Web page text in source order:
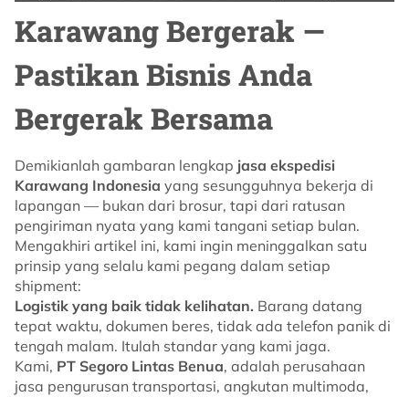
Karawang Bergerak —
Pastikan Bisnis Anda
Bergerak Bersama
Demikianlah gambaran lengkap jasa ekspedisi
Karawang Indonesia yang sesungguhnya bekerja di
lapangan — bukan dari brosur, tapi dari ratusan
pengiriman nyata yang kami tangani setiap bulan.
Mengakhiri artikel ini, kami ingin meninggalkan satu
prinsip yang selalu kami pegang dalam setiap
shipment:
Logistik yang baik tidak kelihatan. Barang datang
tepat waktu, dokumen beres, tidak ada telefon panik di
tengah malam. Itulah standar yang kami jaga.
Kami, PT Segoro Lintas Benua, adalah perusahaan
jasa pengurusan transportasi, angkutan multimoda,